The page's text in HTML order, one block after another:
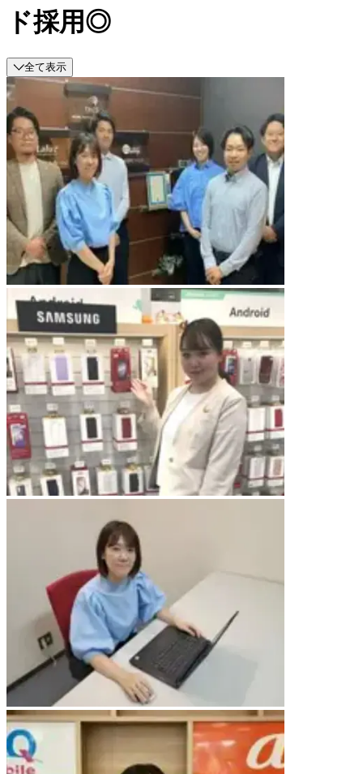
ド採用◎
全て表示